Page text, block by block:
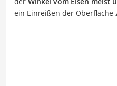
ein Einreißen der Oberfläche